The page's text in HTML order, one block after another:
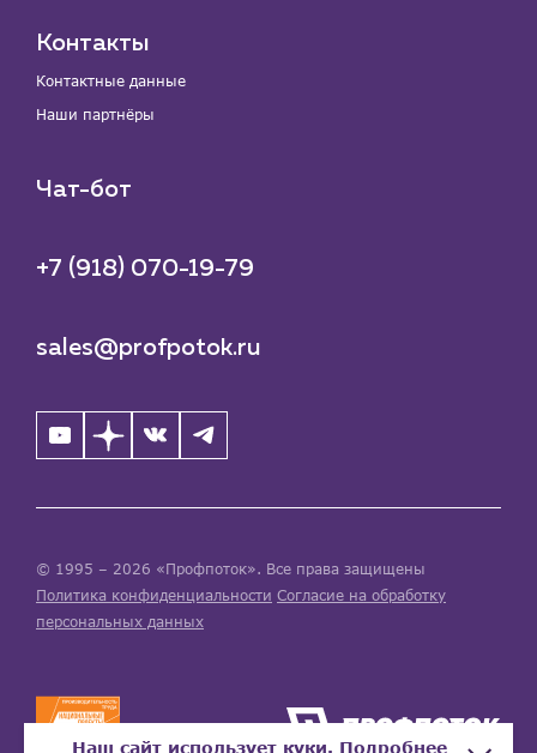
Контакты
Контактные данные
Наши партнёры
Чат-бот
+7 (918) 070-19-79
sales@profpotok.ru
© 1995 – 2026 «Профпоток». Все права защищены
Политика конфиденциальности Согласие на обработку
персональных данных
Наш сайт использует куки. Подробнее